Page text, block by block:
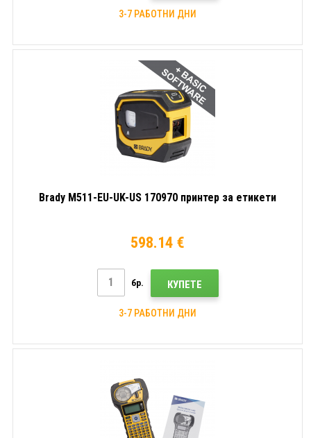
3-7 РАБОТНИ ДНИ
Brady M511-EU-UK-US 170970 принтер за етикети
598.14 €
бр. КУПЕТЕ
3-7 РАБОТНИ ДНИ